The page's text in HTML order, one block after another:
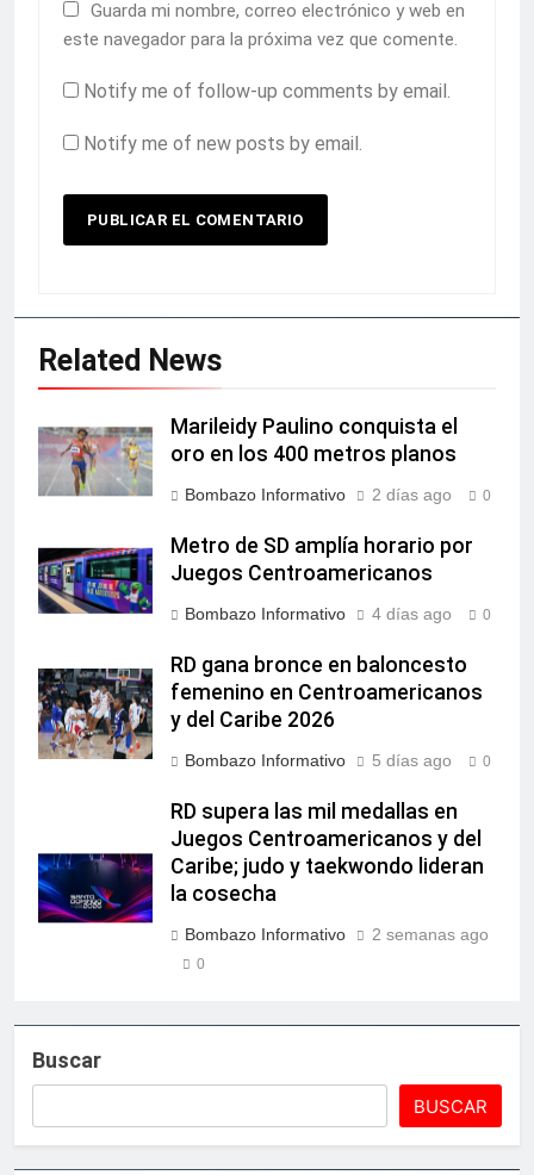
Guarda mi nombre, correo electrónico y web en
este navegador para la próxima vez que comente.
Notify me of follow-up comments by email.
Notify me of new posts by email.
Related News
Marileidy Paulino conquista el
oro en los 400 metros planos
Bombazo Informativo 2 días ago 0
Metro de SD amplía horario por
Juegos Centroamericanos
Bombazo Informativo 4 días ago 0
RD gana bronce en baloncesto
femenino en Centroamericanos
y del Caribe 2026
Bombazo Informativo 5 días ago 0
RD supera las mil medallas en
Juegos Centroamericanos y del
Caribe; judo y taekwondo lideran
la cosecha
Bombazo Informativo 2 semanas ago
0
Buscar
BUSCAR